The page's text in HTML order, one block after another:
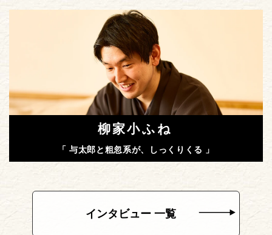
柳家小ふね
「 与太郎と粗忽系が、しっくりくる 」
インタビュー 一覧